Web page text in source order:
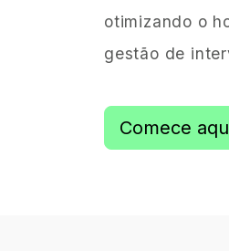
otimizando o
gestão de
Comece